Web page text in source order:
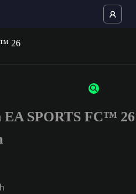
characters or numbers
SPORTS FC™ 26